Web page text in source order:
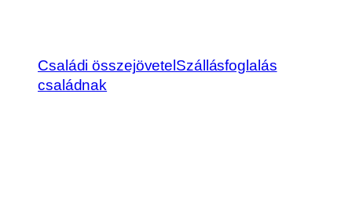
Családi összejövetelSzállásfoglalás
családnak